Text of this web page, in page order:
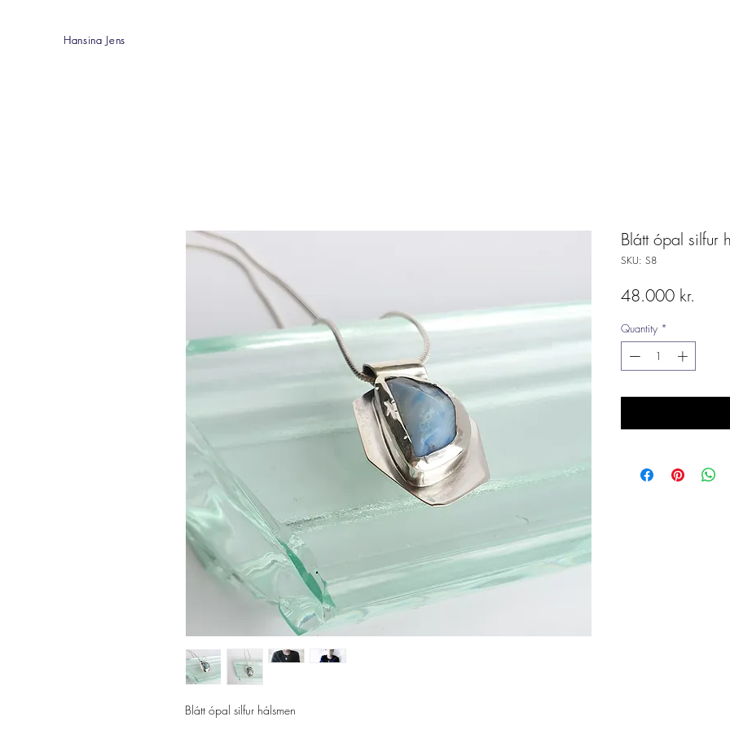
Hansina Jens
Hansina Jens
Blátt ópal silfur hálsmen
Blátt ópal silfur
SKU: S8
48.000 kr.
Quantity *